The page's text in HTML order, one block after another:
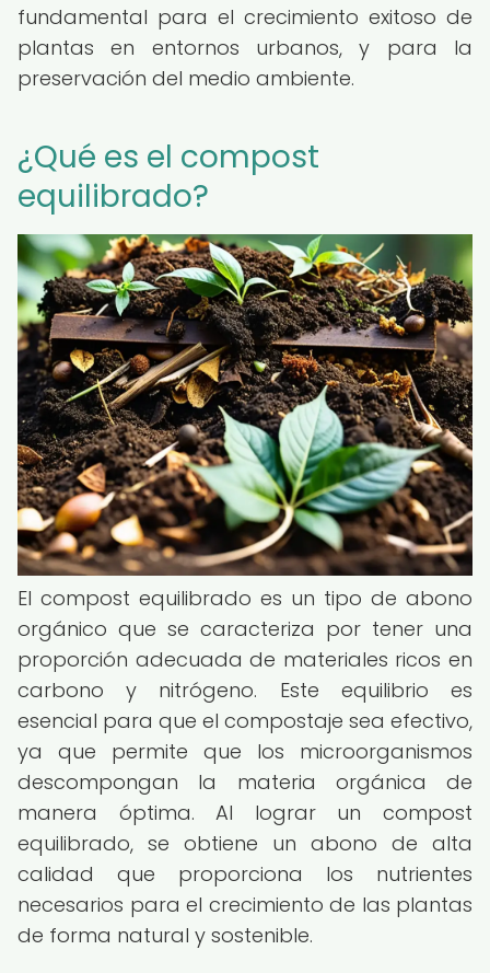
fundamental para el crecimiento exitoso de
plantas en entornos urbanos, y para la
preservación del medio ambiente.
¿Qué es el compost
equilibrado?
El compost equilibrado es un tipo de abono
orgánico que se caracteriza por tener una
proporción adecuada de materiales ricos en
carbono y nitrógeno. Este equilibrio es
esencial para que el compostaje sea efectivo,
ya que permite que los microorganismos
descompongan la materia orgánica de
manera óptima. Al lograr un compost
equilibrado, se obtiene un abono de alta
calidad que proporciona los nutrientes
necesarios para el crecimiento de las plantas
de forma natural y sostenible.